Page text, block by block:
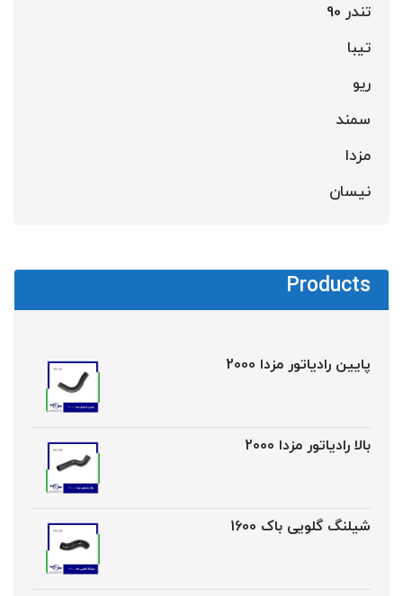
تندر 90
تیبا
ریو
سمند
مزدا
نیسان
Products
پایین رادیاتور مزدا 2000
بالا رادیاتور مزدا 2000
شیلنگ گلویی باک 1600